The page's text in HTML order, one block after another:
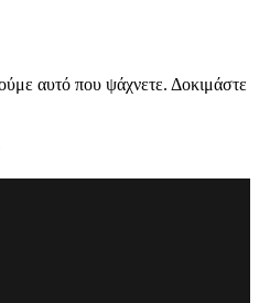
αυτό που ψάχνετε. Δοκιμάστε